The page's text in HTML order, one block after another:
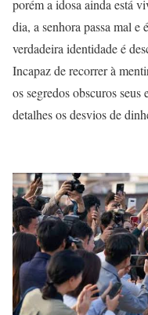
porém a idosa ainda está
dia, a senhora passa mal e
verdadeira identidade é
Incapaz de recorrer à
os segredos obscuros seus
detalhes os desvios de